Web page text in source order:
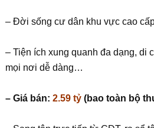
– Đời sống cư dân khu vực cao
– Tiện ích xung quanh đa dạng, di
mọi nơi dễ dàng…
– Giá bán: 2.59 tỷ(bao toàn bộ